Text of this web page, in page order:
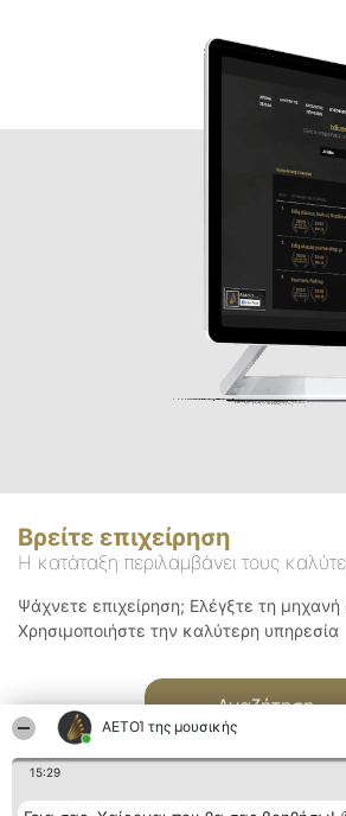
ΑΕΤΟΊ της μουσικής
15:29
Βρείτε επιχείρηση
Η κατάταξη περιλαμβάνει τους
Ψάχνετε επιχείρηση; Ελέγξτε τη
Χρησιμοποιήστε την καλύτερη υπηρεσία
Αναζήτηση